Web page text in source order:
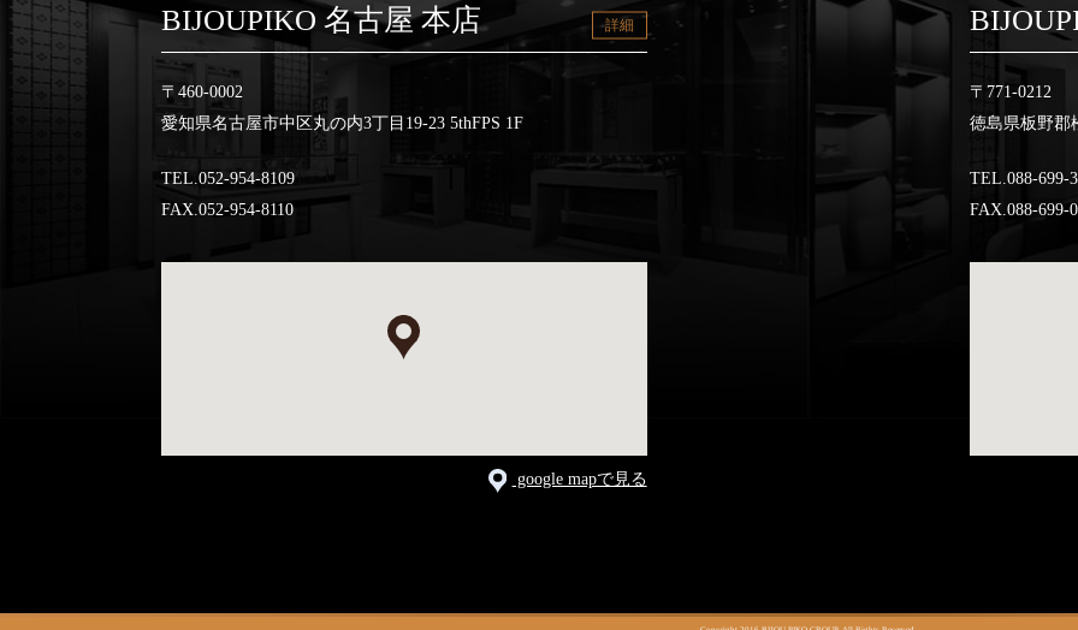
BIJOUPIKO 名古屋 本店 詳細
〒460-0002
愛知県名古屋市中区丸の内3丁目19-23 5thFPS 1F
TEL.052-954-8109
FAX.052-954-8110
google mapで見る
〒771-0212
徳島県板野郡
TEL.088-699-
FAX.088-699-